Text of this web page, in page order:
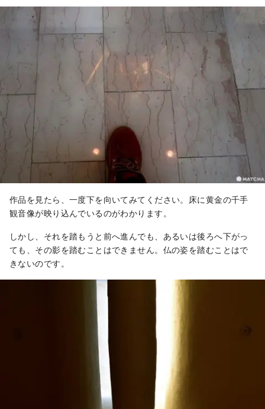
作品を見たら、一度下を向いてみてください。床に黄金の千手
観音像が映り込んでいるのがわかります。
しかし、それを踏もうと前へ進んでも、あるいは後ろへ下がっ
ても、その影を踏むことはできません。仏の姿を踏むことはで
きないのです。